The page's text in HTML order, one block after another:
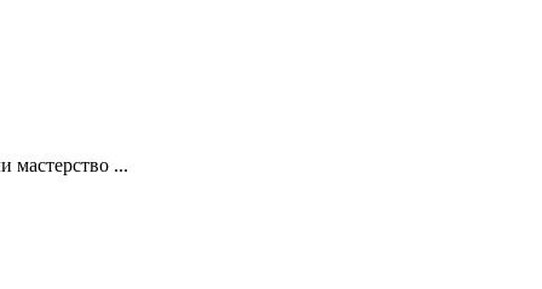
мастерство ...